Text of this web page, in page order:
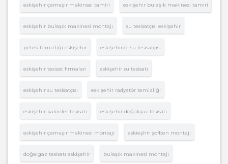
eskişehir çamaşır makinası tamiri eskişehir bulaşık makinesi tamiri
eskişehir bulaşık makinesi montajı su tesisatçısı eskişehir
petek temizliği eskişehir eskişehirde su tesisatçısı
eskişehir tesisat firmaları eskişehir su tesisatı
eskişehir su tesisatçısı eskişehir radyatör temizliği
eskişehir kalorifer tesisatı eskişehir doğalgaz tesisatı
eskişehir çamaşır makinesi montajı eskieşhir şofben montajı
doğalgaz tesisatı eskişehir bulaşık makinesi montajı